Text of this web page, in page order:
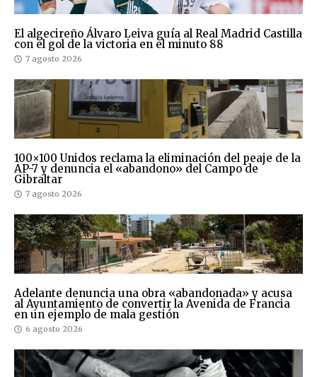
El algecireño Álvaro Leiva guía al Real Madrid Castilla
con el gol de la victoria en el minuto 88
7 agosto 2026
100×100 Unidos reclama la eliminación del peaje de la
AP-7 y denuncia el «abandono» del Campo de
Gibraltar
7 agosto 2026
Adelante denuncia una obra «abandonada» y acusa
al Ayuntamiento de convertir la Avenida de Francia
en un ejemplo de mala gestión
6 agosto 2026